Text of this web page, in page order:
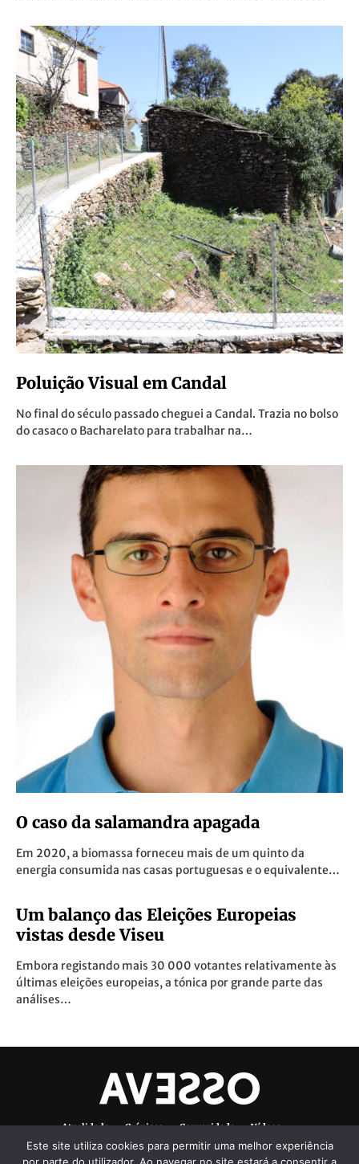
Poluição Visual em Candal
No final do século passado cheguei a Candal. Trazia no bolso
do casaco o Bacharelato para trabalhar na…
O caso da salamandra apagada
Em 2020, a biomassa forneceu mais de um quinto da
energia consumida nas casas portuguesas e o equivalente…
Um balanço das Eleições Europeias
vistas desde Viseu
Embora registando mais 30 000 votantes relativamente às
últimas eleições europeias, a tónica por grande parte das
análises…
Atualidade Crónicas Comunidade
Vídeos
Denúncias Ambientais
Ficha Técnica
Este site utiliza cookies para permitir uma melhor experiência